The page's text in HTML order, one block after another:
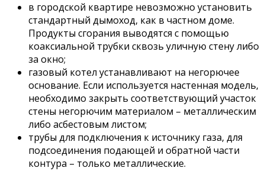
в городской квартире невозможно установить
стандартный дымоход, как в частном доме.
Продукты сгорания выводятся с помощью
коаксиальной трубки сквозь уличную стену либо
за окно;
газовый котел устанавливают на негорючее
основание. Если используется настенная модель,
необходимо закрыть соответствующий участок
стены негорючим материалом – металлическим
либо асбестовым листом;
трубы для подключения к источнику газа, для
подсоединения подающей и обратной части
контура – только металлические.